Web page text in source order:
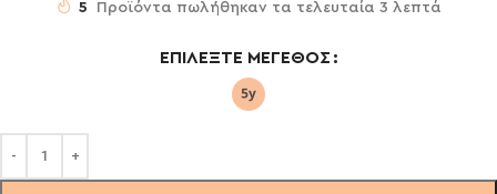
5 Προϊόντα πωλήθηκαν τα τελευταία 3 λεπτά
ΕΠΙΛΈΞΤΕ ΜΈΓΕΘΟΣ